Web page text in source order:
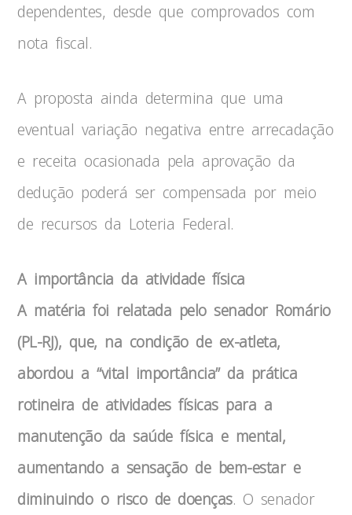
dependentes, desde que comprovados com
nota fiscal.
A proposta ainda determina que uma
eventual variação negativa entre arrecadação
e receita ocasionada pela aprovação da
dedução poderá ser compensada por meio
de recursos da Loteria Federal.
A importância da atividade física
A matéria foi relatada pelo senador Romário
(PL-RJ), que, na condição de ex-atleta,
abordou a “vital importância” da prática
rotineira de atividades físicas para a
manutenção da saúde física e mental,
aumentando a sensação de bem-estar e
diminuindo o risco de doenças. O senador